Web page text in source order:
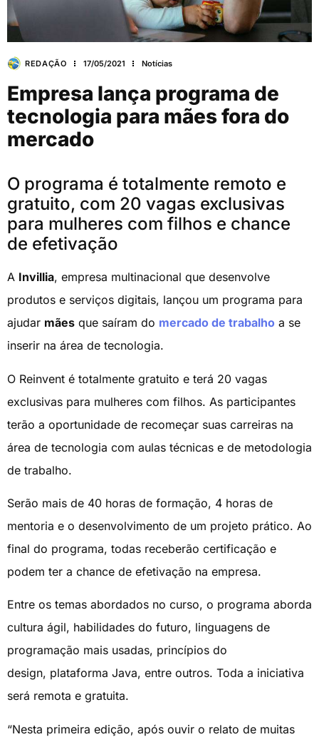
REDAÇÃO 17/05/2021 Notícias
Empresa lança programa de
tecnologia para mães fora do
mercado
O programa é totalmente remoto e
gratuito, com 20 vagas exclusivas
para mulheres com filhos e chance
de efetivação
A Invillia, empresa multinacional que desenvolve
produtos e serviços digitais, lançou um programa para
ajudar mães que saíram do mercado de trabalho a se
inserir na área de tecnologia.
O Reinvent é totalmente gratuito e terá 20 vagas
exclusivas para mulheres com filhos. As participantes
terão a oportunidade de recomeçar suas carreiras na
área de tecnologia com aulas técnicas e de metodologia
de trabalho.
Serão mais de 40 horas de formação, 4 horas de
mentoria e o desenvolvimento de um projeto prático. Ao
final do programa, todas receberão certificação e
podem ter a chance de efetivação na empresa.
Entre os temas abordados no curso, o programa aborda
cultura ágil, habilidades do futuro, linguagens de
programação mais usadas, princípios do
design, plataforma Java, entre outros. Toda a iniciativa
será remota e gratuita.
“Nesta primeira edição, após ouvir o relato de muitas